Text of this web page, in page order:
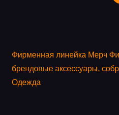
Фирменная линейка Мерч
брендовые аксессуары,
Одежда